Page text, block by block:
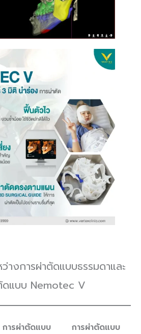
างการผ่าตัดแบบธรรมดาและ
ดแบบ Nemotec V
การผ่าตัดแบบ
การผ่าตัดแบบ